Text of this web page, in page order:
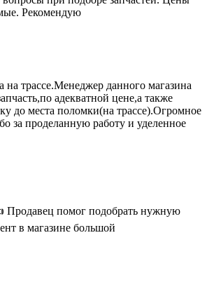
Рекомендую
трассе.Менеджер данного магазина
адекватной цене,а также
до места поломки(на трассе).Огромное
за проделанную работу и уделенное
Продавец помог подобрать нужную
в магазине большой